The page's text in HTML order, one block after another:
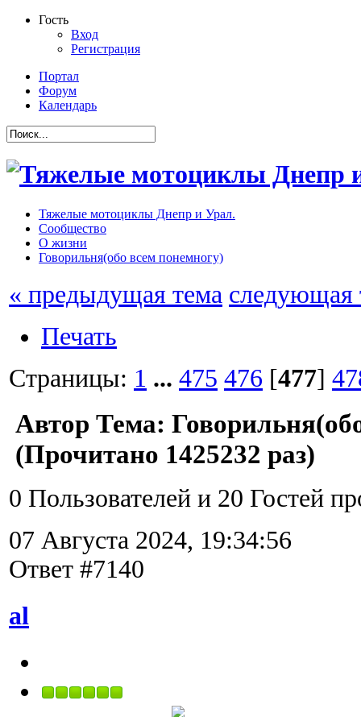
Гость
Вход
Регистрация
Портал
Форум
Календарь
Тяжелые мотоциклы Днепр и Урал.
Сообщество
О жизни
Говорильня(обо всем понемногу)
« предыдущая тема следующая
Печать
Страницы: 1 ... 475 476 [477]
Автор Тема:
(Прочитано 1425232 раз)
0 Пользователей и 20 Гостей
07 Августа 2024, 19:34:56
Ответ #7140
al